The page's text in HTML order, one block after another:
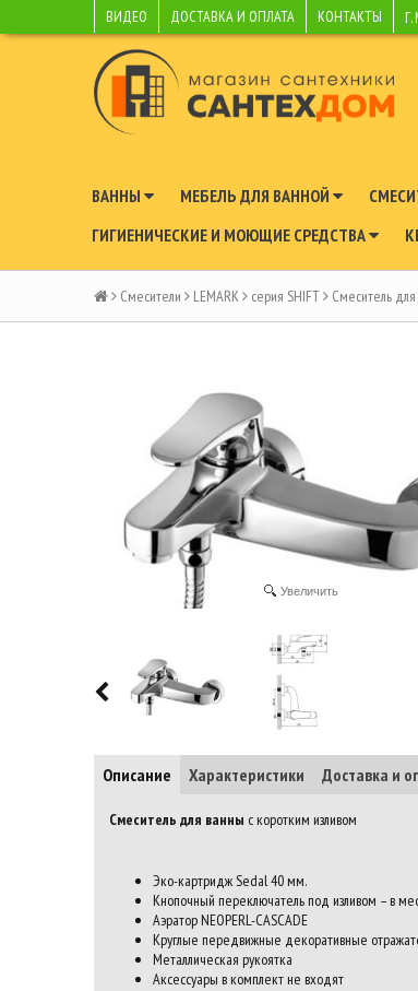
ВИДЕО ДОСТАВКА И ОПЛАТА КОНТАКТЫ
ВАННЫ МЕБЕЛЬ ДЛЯ ВАННОЙ
ГИГИЕНИЧЕСКИЕ И МОЮЩИЕ СРЕДСТВА
Смесители LEMARK серия SHIFT Смеситель
Увеличить
Описание Характеристики Доставка и
Смеситель для ванны с коротким изливом
Эко-картридж Sedal 40 мм.
Кнопочный переключатель под изливом – в
Аэратор NEOPERL-CASCADE
Круглые передвижные декоративные
Металлическая рукоятка
Аксессуары в комплект не входят